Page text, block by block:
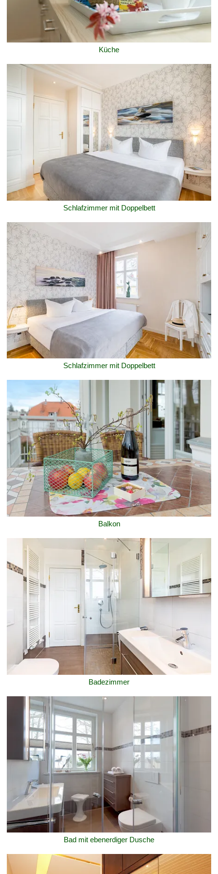
Küche
Schlafzimmer mit Doppelbett
Schlafzimmer mit Doppelbett
Balkon
Badezimmer
Bad mit ebenerdiger Dusche